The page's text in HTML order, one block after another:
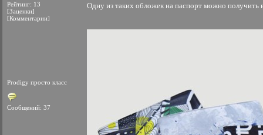
Рейтинг: 13
[Заценки]
[Комментарии]
Prodigy просто класс
Сообщений: 37
Одну из таких обложек на паспорт можно получить